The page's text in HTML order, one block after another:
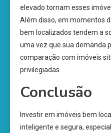
elevado tornam esses
Além disso, em momentos
bem localizados tendem a
uma vez que sua demanda
comparação com imóveis
privilegiadas.
Conclusão
Investir em imóveis bem
inteligente e segura,